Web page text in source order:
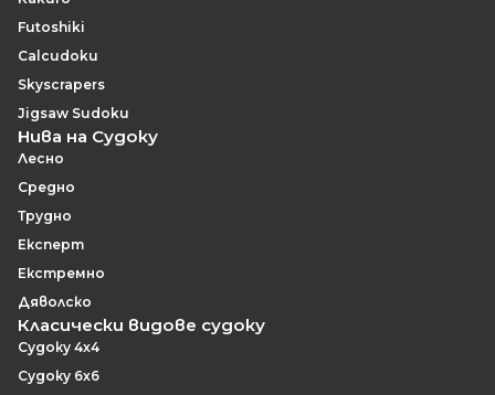
Futoshiki
Calcudoku
Skyscrapers
Jigsaw Sudoku
Нива на Судоку
Лесно
Средно
Трудно
Експерт
Екстремно
Дяволско
Класически видове судоку
Судоку 4x4
Судоку 6x6